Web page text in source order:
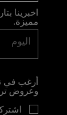
اخبرينا
مميزة.
اليوم
أرغب في
وعروض